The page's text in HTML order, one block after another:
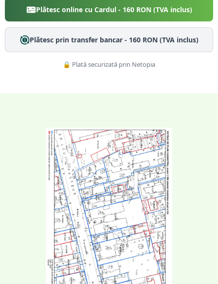
Plătesc online cu Cardul - 160RON (TVA inclus)
Plătesc prin transfer bancar - 160RON (TVA inclus)
🔒 Plată securizată prin Netopia